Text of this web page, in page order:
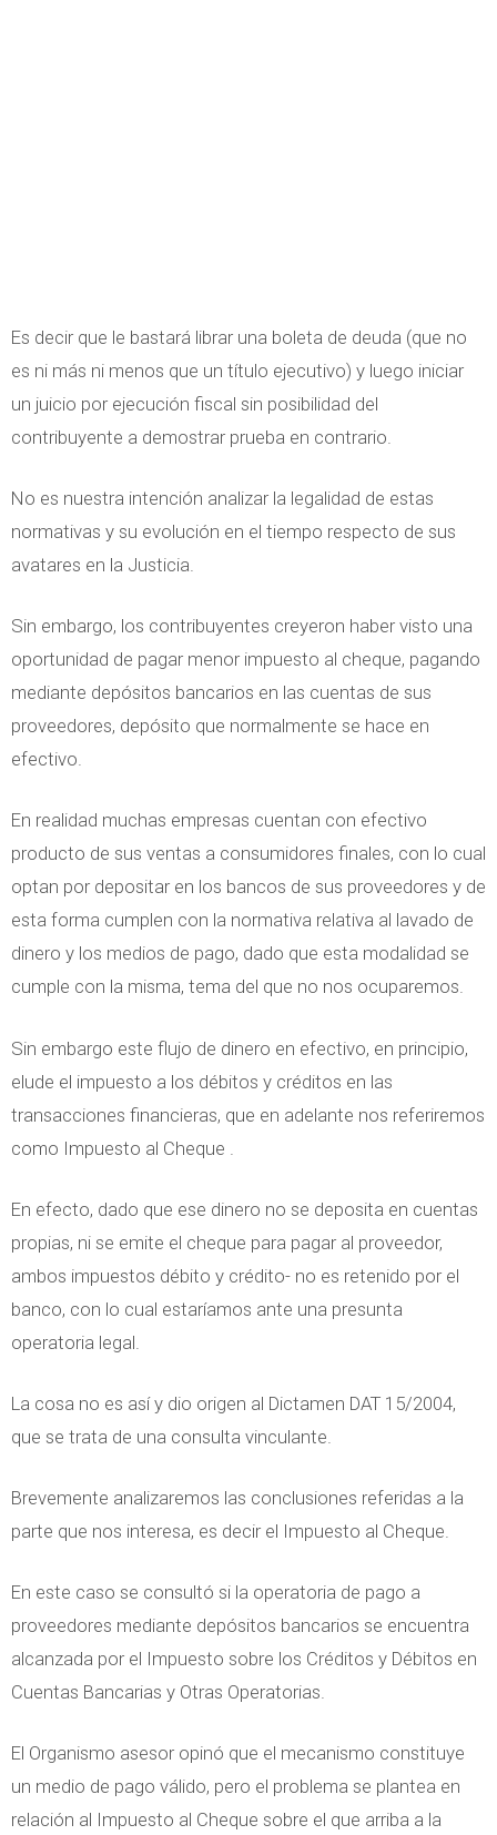
Es decir que le bastará librar una boleta de deuda (que no
es ni más ni menos que un título ejecutivo) y luego iniciar
un juicio por ejecución fiscal sin posibilidad del
contribuyente a demostrar prueba en contrario.
No es nuestra intención analizar la legalidad de estas
normativas y su evolución en el tiempo respecto de sus
avatares en la Justicia.
Sin embargo, los contribuyentes creyeron haber visto una
oportunidad de pagar menor impuesto al cheque, pagando
mediante depósitos bancarios en las cuentas de sus
proveedores, depósito que normalmente se hace en
efectivo.
En realidad muchas empresas cuentan con efectivo
producto de sus ventas a consumidores finales, con lo cual
optan por depositar en los bancos de sus proveedores y de
esta forma cumplen con la normativa relativa al lavado de
dinero y los medios de pago, dado que esta modalidad se
cumple con la misma, tema del que no nos ocuparemos.
Sin embargo este flujo de dinero en efectivo, en principio,
elude el impuesto a los débitos y créditos en las
transacciones financieras, que en adelante nos referiremos
como Impuesto al Cheque .
En efecto, dado que ese dinero no se deposita en cuentas
propias, ni se emite el cheque para pagar al proveedor,
ambos impuestos débito y crédito- no es retenido por el
banco, con lo cual estaríamos ante una presunta
operatoria legal.
La cosa no es así y dio origen al Dictamen DAT 15/2004,
que se trata de una consulta vinculante.
Brevemente analizaremos las conclusiones referidas a la
parte que nos interesa, es decir el Impuesto al Cheque.
En este caso se consultó si la operatoria de pago a
proveedores mediante depósitos bancarios se encuentra
alcanzada por el Impuesto sobre los Créditos y Débitos en
Cuentas Bancarias y Otras Operatorias.
El Organismo asesor opinó que el mecanismo constituye
un medio de pago válido, pero el problema se plantea en
relación al Impuesto al Cheque sobre el que arriba a la